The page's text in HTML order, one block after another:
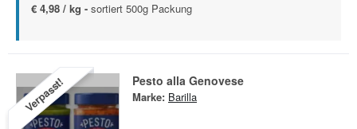
€ 4,98 / kg - sortiert 500g Packung
Verpasst! Pesto alla Genovese
Marke: Barilla